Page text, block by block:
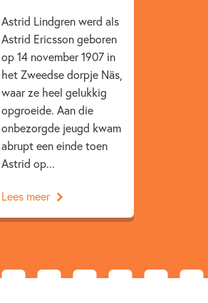
9 – 12 jaar
Feesten & Feestdagen
Op & rond de boerderij
Astrid Lindgren
Astrid Lindgren werd als
Astrid Ericsson geboren
op 14 november 1907 in
het Zweedse dorpje Näs,
waar ze heel gelukkig
opgroeide. Aan die
onbezorgde jeugd kwam
abrupt een einde toen
Astrid op...
Lees meer